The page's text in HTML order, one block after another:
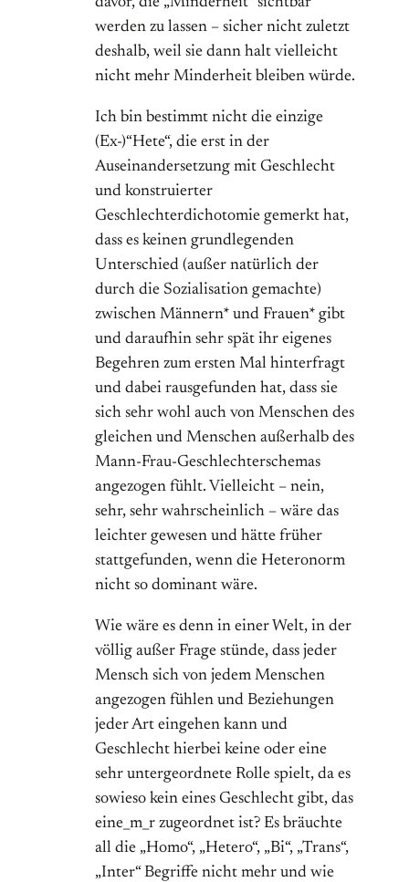
werden zu lassen – sicher nicht zuletzt
deshalb, weil sie dann halt vielleicht
nicht mehr Minderheit bleiben würde.
Ich bin bestimmt nicht die einzige
(Ex-)“Hete“, die erst in der
Auseinandersetzung mit Geschlecht
und konstruierter
Geschlechterdichotomie gemerkt hat,
dass es keinen grundlegenden
Unterschied (außer natürlich der
durch die Sozialisation gemachte)
zwischen Männern* und Frauen* gibt
und daraufhin sehr spät ihr eigenes
Begehren zum ersten Mal hinterfragt
und dabei rausgefunden hat, dass sie
sich sehr wohl auch von Menschen des
gleichen und Menschen außerhalb des
Mann-Frau-Geschlechterschemas
angezogen fühlt. Vielleicht – nein,
sehr, sehr wahrscheinlich – wäre das
leichter gewesen und hätte früher
stattgefunden, wenn die Heteronorm
nicht so dominant wäre.
Wie wäre es denn in einer Welt, in der
völlig außer Frage stünde, dass jeder
Mensch sich von jedem Menschen
angezogen fühlen und Beziehungen
jeder Art eingehen kann und
Geschlecht hierbei keine oder eine
sehr untergeordnete Rolle spielt, da es
sowieso kein eines Geschlecht gibt, das
eine_m_r zugeordnet ist? Es bräuchte
all die „Homo“, „Hetero“, „Bi“, „Trans“,
„Inter“ Begriffe nicht mehr und wie